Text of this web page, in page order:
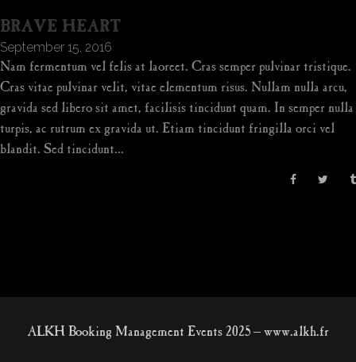
BRAVE HEART
September 15, 2016
Nam fermentum vel felis at laoreet. Cras semper pulvinar tristique.
Cras vitae pulvinar velit, vitae elementum risus. Nullam nulla arcu,
gravida sed libero sit amet, facilisis tincidunt quam. In semper nulla
turpis, ac rutrum ex gravida ut. Etiam tincidunt fringilla orci vel
blandit. Sed tincidunt...
ALKH Booking Management Events 2025 – www.alkh.fr